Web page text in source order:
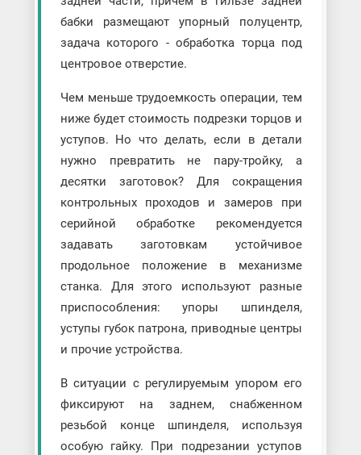
бабки размещают упорный полуцентр,
задача которого - обработка торца под
центровое отверстие.
Чем меньше трудоемкость операции, тем
ниже будет стоимость подрезки торцов и
уступов. Но что делать, если в детали
нужно превратить не пару-тройку, а
десятки заготовок? Для сокращения
контрольных проходов и замеров при
серийной обработке рекомендуется
задавать заготовкам устойчивое
продольное положение в механизме
станка. Для этого используют разные
приспособления: упоры шпинделя,
уступы губок патрона, приводные центры
и прочие устройства.
В ситуации с регулируемым упором его
фиксируют на заднем, снабженном
резьбой конце шпинделя, используя
особую гайку. При подрезании уступов